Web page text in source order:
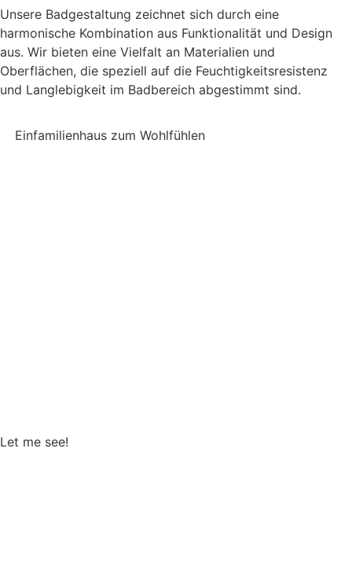
Unsere Badgestaltung zeichnet sich durch eine
harmonische Kombination aus Funktionalität und Design
aus. Wir bieten eine Vielfalt an Materialien und
Oberflächen, die speziell auf die Feuchtigkeitsresistenz
und Langlebigkeit im Badbereich abgestimmt sind.
Einfamilienhaus zum Wohlfühlen
Let me see!